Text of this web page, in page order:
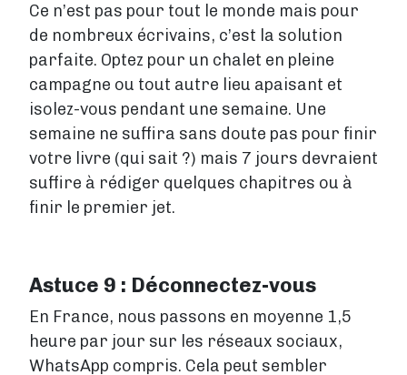
Ce n’est pas pour tout le monde mais pour
de nombreux écrivains, c’est la solution
parfaite. Optez pour un chalet en pleine
campagne ou tout autre lieu apaisant et
isolez-vous pendant une semaine. Une
semaine ne suffira sans doute pas pour finir
votre livre (qui sait ?) mais 7 jours devraient
suffire à rédiger quelques chapitres ou à
finir le premier jet.
Astuce 9 : Déconnectez-vous
En France, nous passons en moyenne 1,5
heure par jour sur les réseaux sociaux,
WhatsApp compris. Cela peut sembler